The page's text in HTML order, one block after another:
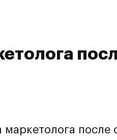
после